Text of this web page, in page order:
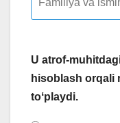
U atrof-
hisoblash orqali
toʻplaydi.